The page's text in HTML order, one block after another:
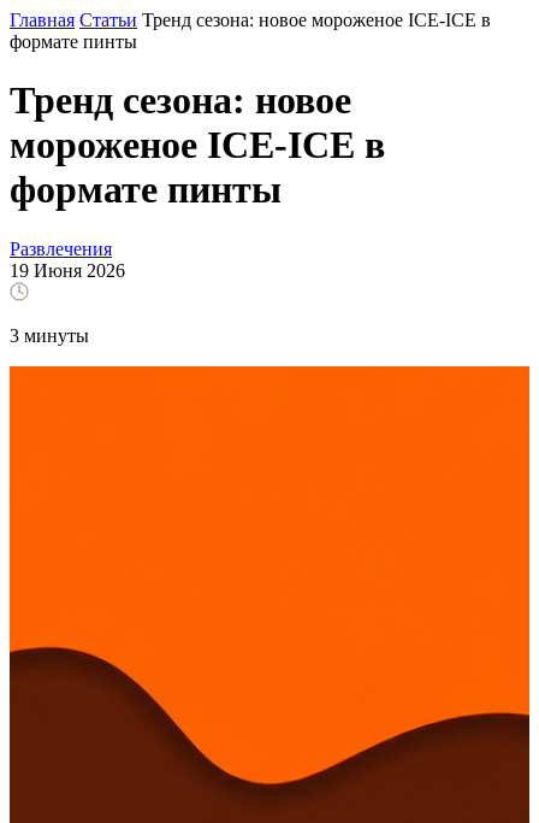
Главная Статьи Тренд сезона: новое мороженое ICE-ICE в
формате пинты
Тренд сезона: новое
мороженое ICE-ICE в
формате пинты
Развлечения
19 Июня 2026
3 минуты